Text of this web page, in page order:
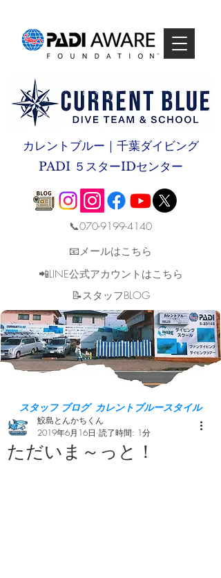
カレントブルー｜千葉ダイビング
PADI ５スターIDセンター
📞070-9199-4140
📧メールはこちら
📲LINE公式アカウントはこちら
​📝スタッフBLOG
スタッフ ブログ カレントブルースタイル
ただいま～っと！
鮫島とんかちくん
2019年6月16日 読了時間: 1分